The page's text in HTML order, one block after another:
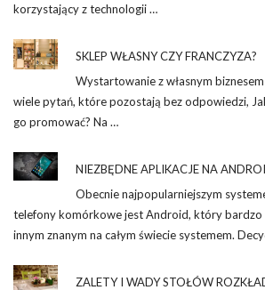
korzystający z technologii …
SKLEP WŁASNY CZY FRANCZYZA?
Wystartowanie z własnym
wiele pytań, które pozostają bez odpowiedzi,
go promować? Na …
NIEZBĘDNE APLIKACJE NA
Obecnie najpopularniejszym
telefony komórkowe jest Android, który bardzo
innym znanym na całym świecie systemem.
ZALETY I WADY STOŁÓW